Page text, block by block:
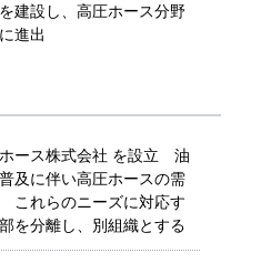
建設し、高圧ホース分野
進出
ース株式会社 を設立 油
及に伴い高圧ホースの需
これらのニーズに対応す
を分離し、別組織とする